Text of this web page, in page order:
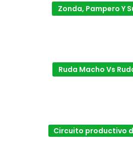
Zonda, Pampero Y
Ruda Macho Vs
Circuito productivo